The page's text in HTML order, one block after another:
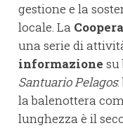
gestione e la
locale. La
una serie di
informazione su
Santuario Pelagos
la balenottera
lunghezza è il